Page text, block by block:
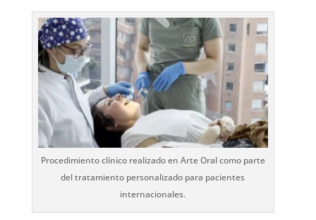
Procedimiento clínico realizado en Arte Oral como parte
del tratamiento personalizado para pacientes
internacionales.